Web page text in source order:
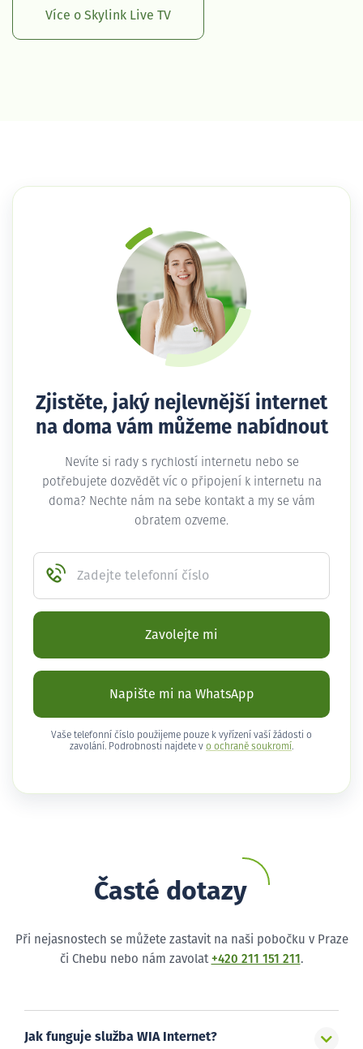
Více o Skylink Live TV
Zjistěte, jaký nejlevnější internet
na doma vám můžeme nabídnout
Nevíte si rady s rychlostí internetu nebo se
potřebujete dozvědět víc o připojení k internetu na
doma? Nechte nám na sebe kontakt a my se vám
obratem ozveme.
Zadejte telefonní číslo
Zavolejte mi
Napište mi na WhatsApp
Vaše telefonní číslo použijeme pouze k vyřízení vaší žádosti o
zavolání. Podrobnosti najdete v o ochraně soukromí .
Časté dotazy
Při nejasnostech se můžete zastavit na naši pobočku v Praze
či Chebu nebo nám zavolat +420 211 151 211 .
Jak funguje služba WIA Internet?